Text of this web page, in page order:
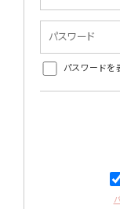
パスワードを